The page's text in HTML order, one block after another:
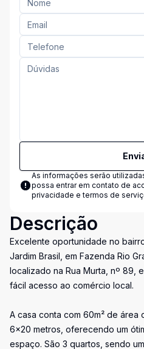
As informações serão
possa entrar em contato de
privacidade e termos de
Descrição
Excelente oportunidade no
Jardim Brasil, em Fazenda Rio
localizado na Rua Murta, nº 89,
fácil acesso ao comércio local.
A casa conta com 60m² de área
6x20 metros, oferecendo um
espaço. São 3 quartos, sendo